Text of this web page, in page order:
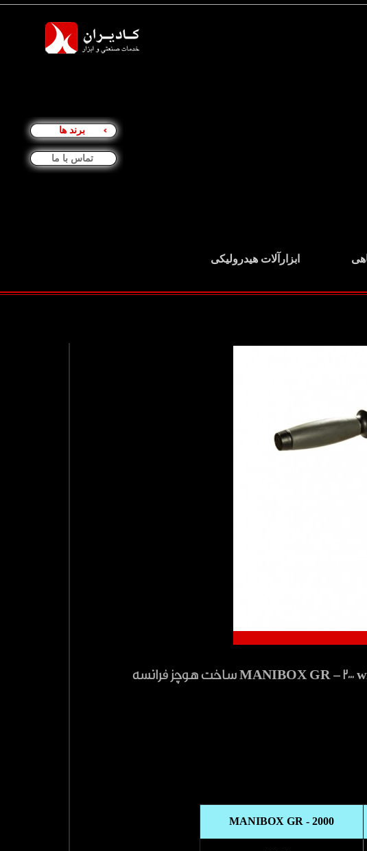
ابزارآلات هیدرولیکی
برند ها
تماس با ما
MANIBOX GR - 2000